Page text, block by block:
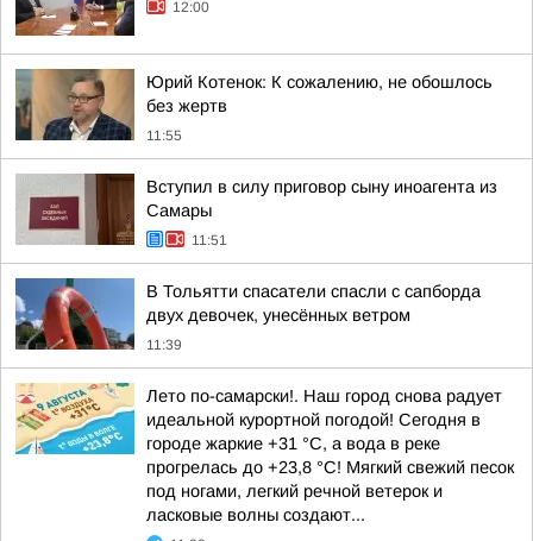
12:00
Юрий Котенок: К сожалению, не обошлось
без жертв
11:55
Вступил в силу приговор сыну иноагента из
Самары
11:51
В Тольятти спасатели спасли с сапборда
двух девочек, унесённых ветром
11:39
Лето по-самарски!. Наш город снова радует
идеальной курортной погодой! Сегодня в
городе жаркие +31 °C, а вода в реке
прогрелась до +23,8 °C! Мягкий свежий песок
под ногами, легкий речной ветерок и
ласковые волны создают...